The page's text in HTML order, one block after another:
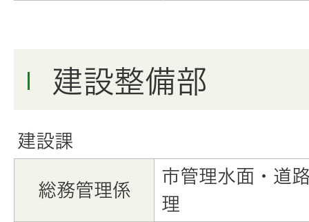
建設整備部
建設課
総務管理係
市管理水面・道
理